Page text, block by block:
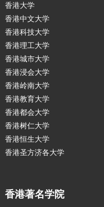
香港大学
香港中文大学
香港科技大学
香港理工大学
香港城市大学
香港浸会大学
香港岭南大学
香港教育大学
香港都会大学
香港树仁大学
香港恒生大学
香港圣方济各大学
香港著名学院